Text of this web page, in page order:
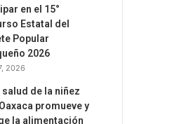
en el 15°
Estatal del
Popular
2026
2026
salud de la niñez
Oaxaca promueve y
la alimentación